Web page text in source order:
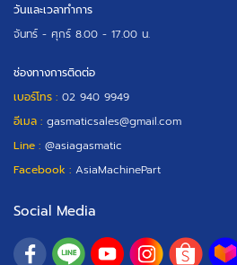
วันและเวลาทำการ
จันทร์ - ศุกร์ 8.00 - 17.00 น.
ช่องทางการติดต่อ
เบอร์โทร : 02 940 9949
อีเมล : gasmaticsales@gmail.com
Line : @asiagasmatic
Facebook : AsiaMachinePart
Social Media